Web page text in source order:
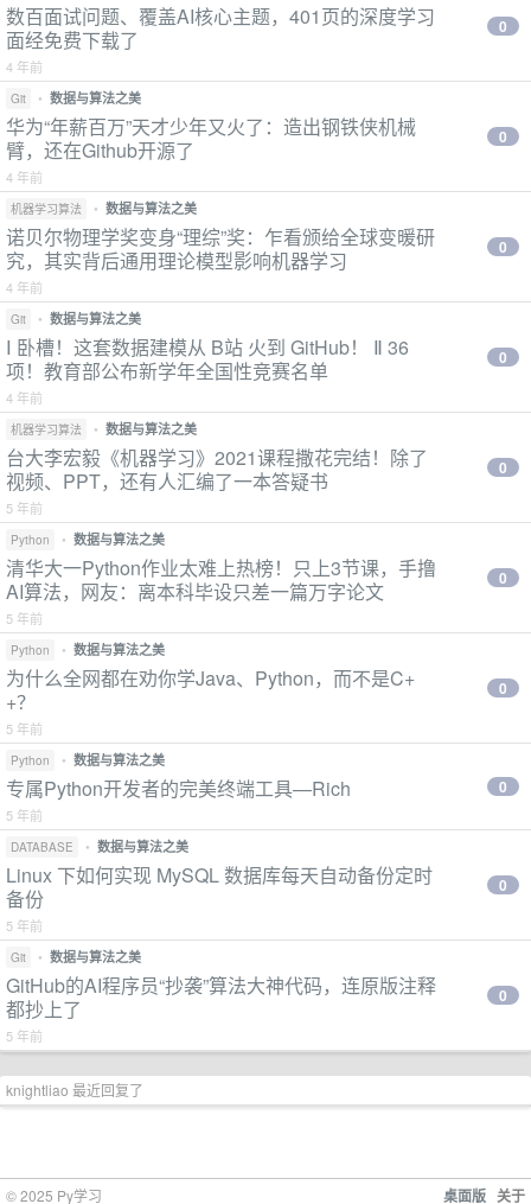
数百面试问题、覆盖AI核心主题，401页的深度学习
面经免费下载了
4 年前
0
Git • 数据与算法之美
华为“年薪百万”天才少年又火了：造出钢铁侠机械
臂，还在Github开源了
4 年前
0
机器学习算法 • 数据与算法之美
诺贝尔物理学奖变身“理综”奖：乍看颁给全球变暖研
究，其实背后通用理论模型影响机器学习
4 年前
0
Git • 数据与算法之美
Ⅰ 卧槽！这套数据建模从 B站 火到 GitHub！ Ⅱ 36
项！教育部公布新学年全国性竞赛名单
4 年前
0
机器学习算法 • 数据与算法之美
台大李宏毅《机器学习》2021课程撒花完结！除了
视频、PPT，还有人汇编了一本答疑书
5 年前
0
Python • 数据与算法之美
清华大一Python作业太难上热榜！只上3节课，手撸
AI算法，网友：离本科毕设只差一篇万字论文
5 年前
0
Python • 数据与算法之美
为什么全网都在劝你学Java、Python，而不是C+
+？
5 年前
0
Python • 数据与算法之美
专属Python开发者的完美终端工具—Rich
5 年前
0
DATABASE • 数据与算法之美
Linux 下如何实现 MySQL 数据库每天自动备份定时
备份
5 年前
0
Git • 数据与算法之美
GitHub的AI程序员“抄袭”算法大神代码，连原版注释
都抄上了
5 年前
0
knightliao 最近回复了
桌面版 关于
© 2025 Py学习